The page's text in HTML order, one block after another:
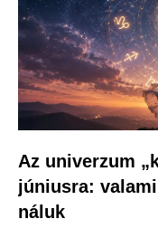
Az univerzum
júniusra:
náluk